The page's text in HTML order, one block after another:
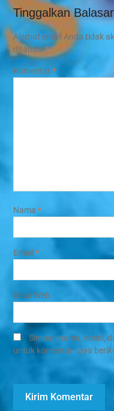
Tinggalkan
Alamat email Anda tidak
ditandai*
Komentar*
Nama *
Email *
Situs Web
Simpan nama, email,
untuk komentar saya